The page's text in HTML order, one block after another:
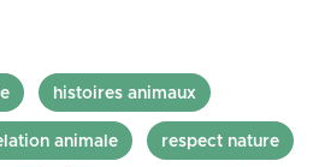
histoires animaux
animale respect nature